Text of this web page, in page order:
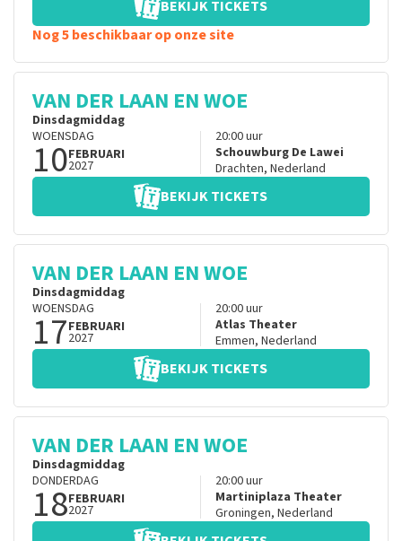
BEKIJK TICKETS
Nog 5 beschikbaar op onze site
VAN DER LAAN EN WOE
Dinsdagmiddag
WOENSDAG
10FEBRUARI
2027
20:00uur
Schouwburg De Lawei
Drachten, Nederland
BEKIJK TICKETS
VAN DER LAAN EN WOE
Dinsdagmiddag
WOENSDAG
17FEBRUARI
2027
20:00uur
Atlas Theater
Emmen, Nederland
BEKIJK TICKETS
VAN DER LAAN EN WOE
Dinsdagmiddag
DONDERDAG
18FEBRUARI
2027
20:00uur
Martiniplaza Theater
Groningen, Nederland